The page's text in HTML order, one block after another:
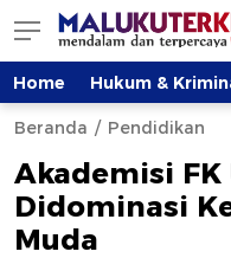
Home Hukum &
Beranda Pendidikan
Akademisi FK
Didominasi
Muda